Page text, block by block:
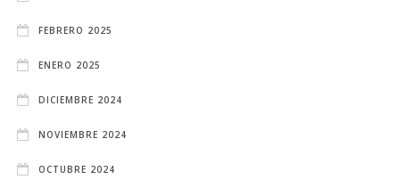
FEBRERO 2025
ENERO 2025
DICIEMBRE 2024
NOVIEMBRE 2024
OCTUBRE 2024